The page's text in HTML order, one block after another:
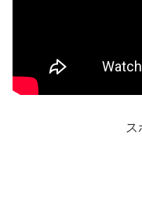
ス